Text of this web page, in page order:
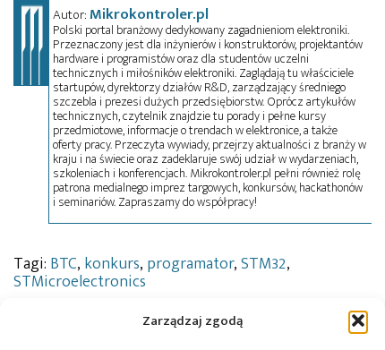
Zarządzaj zgodą
Autor:Mikrokontroler.pl
Polski portal branżowy dedykowany zagadnieniom elektroniki.
Przeznaczony jest dla inżynierów i konstruktorów, projektantów
hardware i programistów oraz dla studentów uczelni
technicznych i miłośników elektroniki. Zaglądają tu właściciele
startupów, dyrektorzy działów R&D, zarządzający średniego
szczebla i prezesi dużych przedsiębiorstw. Oprócz artykułów
technicznych, czytelnik znajdzie tu porady i pełne kursy
przedmiotowe, informacje o trendach w elektronice, a także
oferty pracy. Przeczyta wywiady, przejrzy aktualności z branży w
kraju i na świecie oraz zadeklaruje swój udział w wydarzeniach,
szkoleniach i konferencjach. Mikrokontroler.pl pełni również rolę
patrona medialnego imprez targowych, konkursów, hackathonów
i seminariów. Zapraszamy do współpracy!
Tagi: BTC, konkurs, programator,STM32,
STMicroelectronics